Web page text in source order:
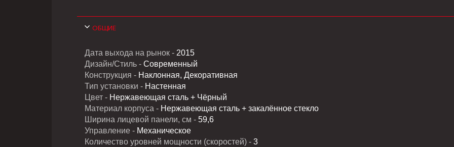
ОБЩИЕ
Дата выхода на рынок - 2015
Дизайн/Стиль - Современный
Конструкция - Наклонная, Декоративная
Тип установки - Настенная
Цвет - Нержавеющая сталь + Чёрный
Материал корпуса - Нержавеющая сталь + закалённое стекло
Ширина лицевой панели, см - 59,6
Управление - Механическое
Количество уровней мощности (скоростей) - 3